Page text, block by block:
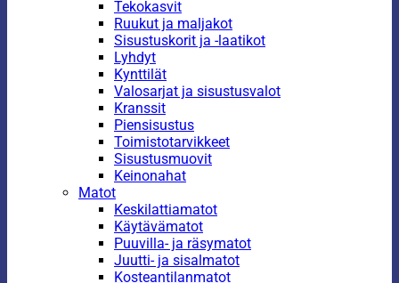
Tekokasvit
Ruukut ja maljakot
Sisustuskorit ja -laatikot
Lyhdyt
Kynttilät
Valosarjat ja sisustusvalot
Kranssit
Piensisustus
Toimistotarvikkeet
Sisustusmuovit
Keinonahat
Matot
Keskilattiamatot
Käytävämatot
Puuvilla- ja räsymatot
Juutti- ja sisalmatot
Kosteantilanmatot